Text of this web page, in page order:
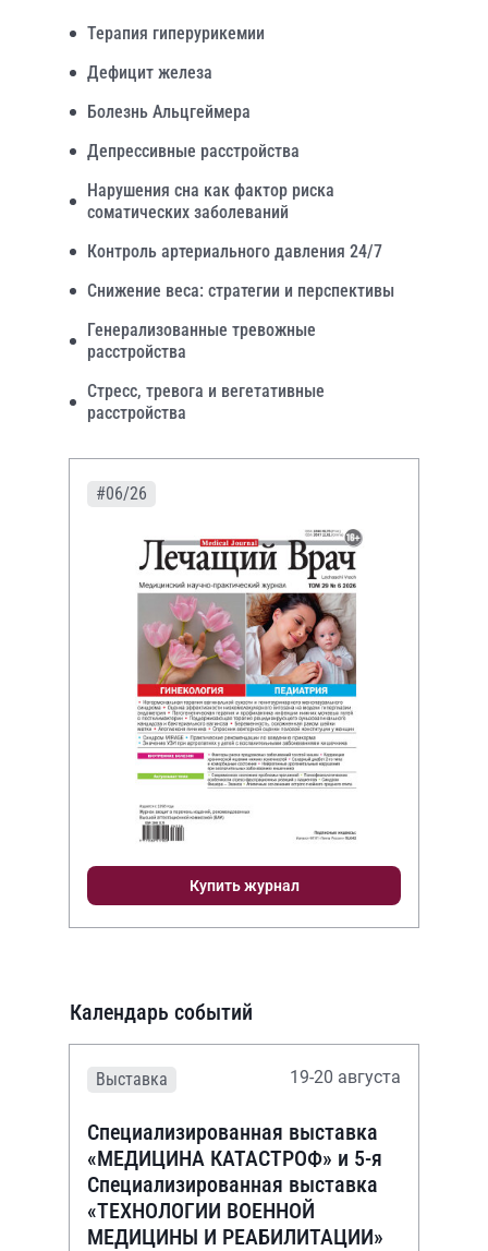
Терапия гиперурикемии
Дефицит железа
Болезнь Альцгеймера
Депрессивные расстройства
Нарушения сна как фактор риска
соматических заболеваний
Контроль артериального давления 24/7
Снижение веса: стратегии и перспективы
Генерализованные тревожные
расстройства
Стресс, тревога и вегетативные
расстройства
#06/26
Купить журнал
Календарь событий
Выставка 19-20 августа
Специализированная выставка
«МЕДИЦИНА КАТАСТРОФ» и 5-я
Специализированная выставка
«ТЕХНОЛОГИИ ВОЕННОЙ
МЕДИЦИНЫ И РЕАБИЛИТАЦИИ»